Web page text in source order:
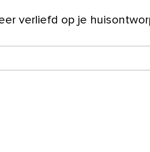
verliefd op je huis